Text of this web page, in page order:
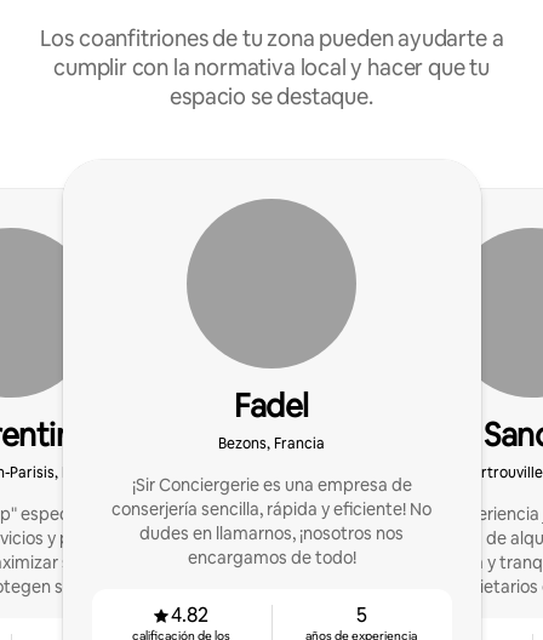
Los coanfitriones de tu zona pueden ayudarte a
cumplir con la normativa local y hacer que tu
espacio se destaque.
Francia
especialista local en
y procesos están
sus ingresos al
sus bienes.
Fadel
Bezons, Francia
¡Sir Conciergerie es una empresa de
conserjería sencilla, rápida y eficiente! No
dudes en llamarnos, ¡nosotros nos
encargamos de todo!
4.82
calificación de los
5
años de experiencia
20 años de
sus ingresos de
garantizada y